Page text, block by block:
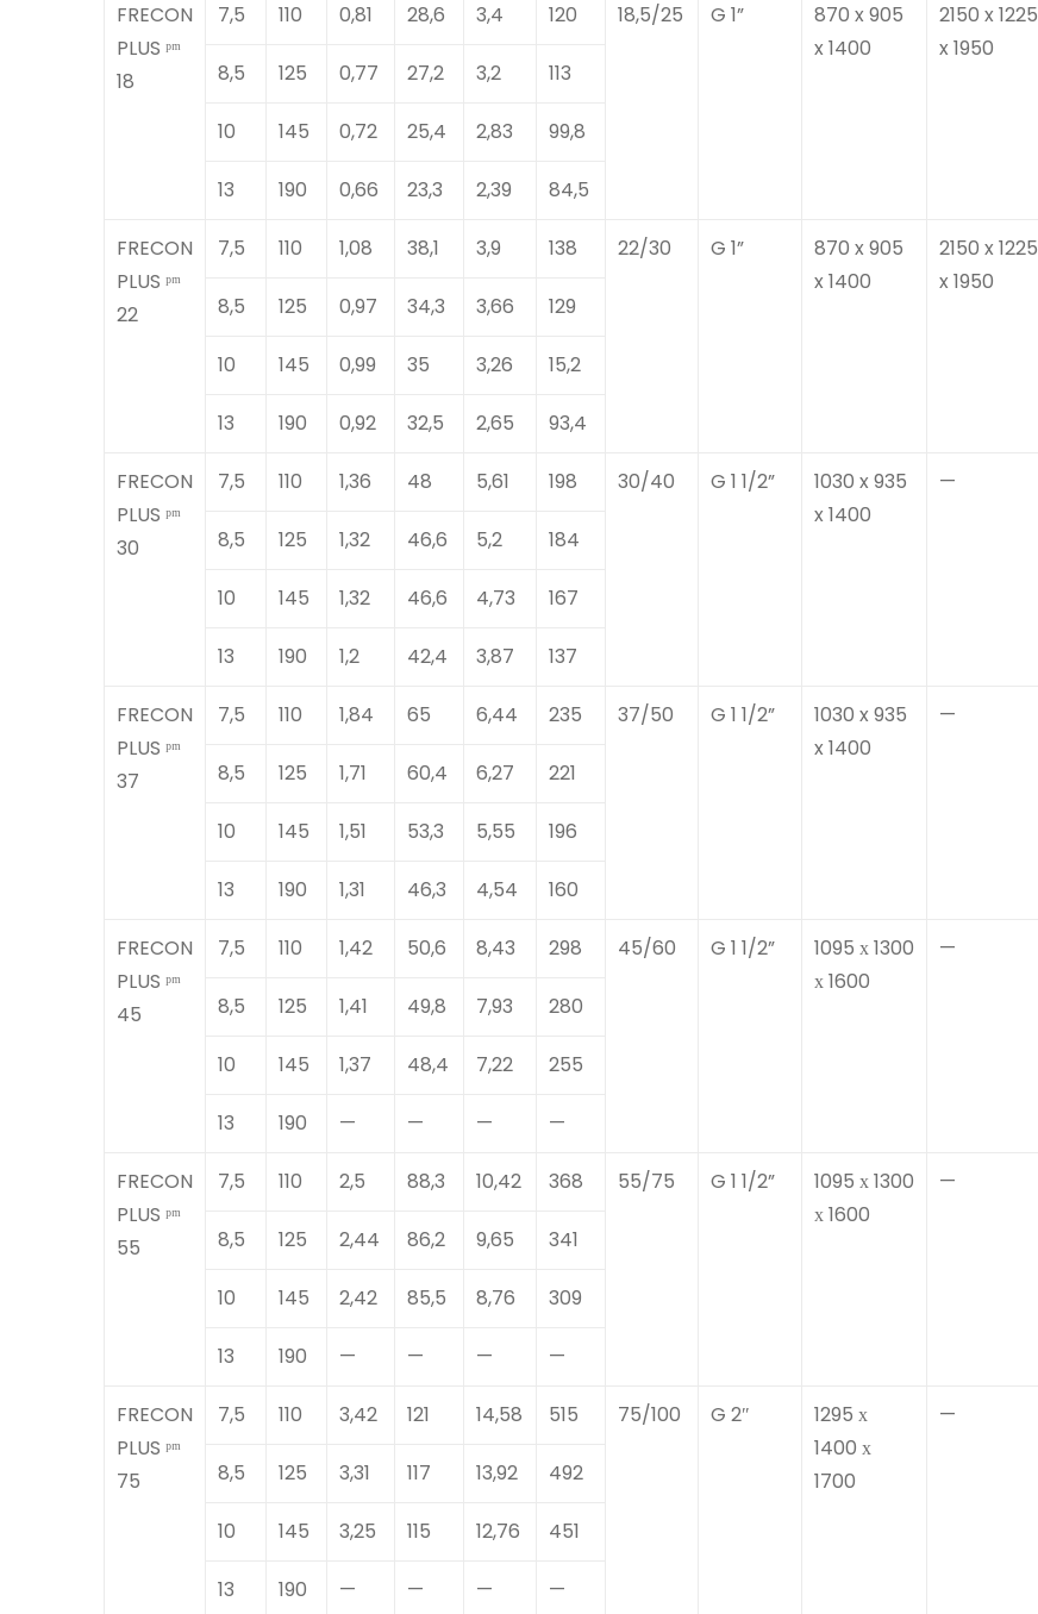
FRECON
PLUS ᵖᵐ
18
7,5 110 0,81 28,6 3,4 120 18,5/25 G 1”
870 x 905
x 1400
2150 x 1225
x 1950
8,5 125 0,77 27,2 3,2 113
10 145 0,72 25,4 2,83 99,8
13 190 0,66 23,3 2,39 84,5
FRECON
PLUS ᵖᵐ
22
7,5 110 1,08 38,1 3,9 138 22/30 G 1”
870 x 905
x 1400
2150 x 1225
x 1950
8,5 125 0,97 34,3 3,66 129
10 145 0,99 35 3,26 15,2
13 190 0,92 32,5 2,65 93,4
FRECON
PLUS ᵖᵐ
30
7,5 110 1,36 48 5,61 198 30/40 G 1 1/2”
1030 x 935
x 1400
—
8,5 125 1,32 46,6 5,2 184
10 145 1,32 46,6 4,73 167
13 190 1,2 42,4 3,87 137
FRECON
PLUS ᵖᵐ
37
7,5 110 1,84 65 6,44 235 37/50 G 1 1/2”
1030 x 935
x 1400
—
8,5 125 1,71 60,4 6,27 221
10 145 1,51 53,3 5,55 196
13 190 1,31 46,3 4,54 160
FRECON
PLUS ᵖᵐ
45
7,5 110 1,42 50,6 8,43 298 45/60 G 1 1/2”
1095 х 1300
х 1600
—
8,5 125 1,41 49,8 7,93 280
10 145 1,37 48,4 7,22 255
13 190 — — — —
FRECON
PLUS ᵖᵐ
55
7,5 110 2,5 88,3 10,42 368 55/75 G 1 1/2”
1095 х 1300
х 1600
—
8,5 125 2,44 86,2 9,65 341
10 145 2,42 85,5 8,76 309
13 190 — — — —
FRECON
PLUS ᵖᵐ
75
7,5 110 3,42 121 14,58 515 75/100 G 2″
1295 х
1400 х
1700
—
8,5 125 3,31 117 13,92 492
10 145 3,25 115 12,76 451
13 190 — — — —